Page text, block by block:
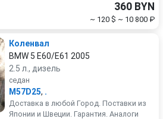
360 BYN
~ 120 $ ~ 10 800 ₽
Коленвал
BMW 5 E60/E61 2005
2.5 л., дизель
седан
M57D25, .
Доставка в любой Город. Поставки из
Японии и Швеции. Гарантия. Аналоги